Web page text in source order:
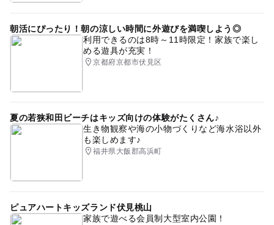
朝活にぴったり！朝の涼しい時間に外遊びを満喫しよう◎
利用できるのは8時～11時限定！家族で楽し
める遊具が充実！
京都府京都市伏見区
夏の若狭和田ビーチはキッズ向けの体験がたくさん♪
生き物観察や海の小物づくりなど海水浴以外
も楽しめます♪
福井県大飯郡高浜町
ピュアハートキッズランド伏見桃山
家族で遊べる会員制大型室内公園！